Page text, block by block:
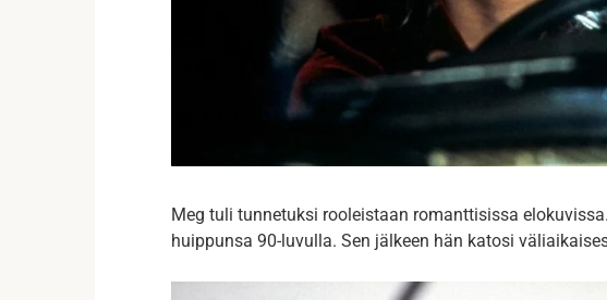
Meg tuli tunnetuksi rooleistaan romanttisissa
huippunsa 90-luvulla. Sen jälkeen hän katosi